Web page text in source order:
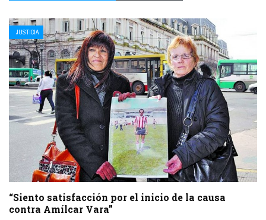
JUSTICIA
“Siento satisfacción por el inicio de la causa
contra Amílcar Vara”